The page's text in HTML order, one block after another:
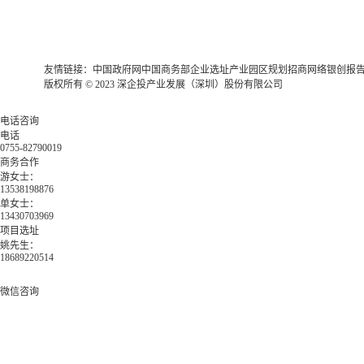
友情链接： 中国政府网 中国商务部企业选址产业园区规划 招商网络银创报
版权所有 © 2023 深企投产业发展（深圳）股份有限公司
电话咨询
电话
0755-82790019
商务合作
游女士：
13538198876
单女士：
13430703969
项目选址
姚先生：
18689220514
微信咨询